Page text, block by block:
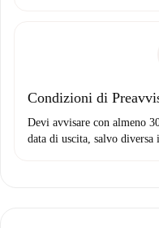
Condizioni di
Devi avvisare con almeno
data di uscita, salvo diversa